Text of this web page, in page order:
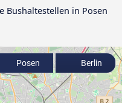
Bushaltestellen in Posen
Posen Berlin